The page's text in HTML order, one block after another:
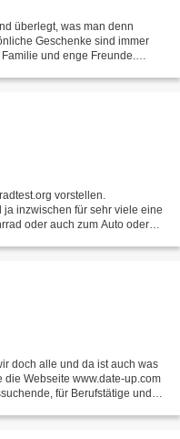
überlegt, was man denn
Geschenke sind immer
und enge Freunde.
vorstellen.
ja inzwischen für sehr viele eine
oder auch zum Auto oder
doch alle und da ist auch was
Webseite www.date-up.com
für Berufstätige und